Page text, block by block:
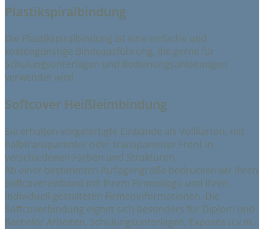
Plastikspiralbindung
Die Plastikspiralbindung ist eine einfache und
kostengünstige Bindeausführung, die gerne für
Schulungsunterlagen und Bedienungsanleitungen
verwendet wird.
Softcover Heißleimbindung
Sie erhalten vorgefertigte Einbände als Vollkarton, mit
halbtransparenter oder transparenter Front in
verschiedenen Farben und Strukturen.
Ab einer bestimmten Auflagengröße bedrucken wir Ihren
Softcovereinband mit Ihrem Firmenlogo und Ihren
individuell gestalteten Firmeninformationen. Die
Softcoverbindung eignet sich besonders für Diplom und
Bachelor Arbeiten, Schulungsunterlagen, Exposés u.v.m.